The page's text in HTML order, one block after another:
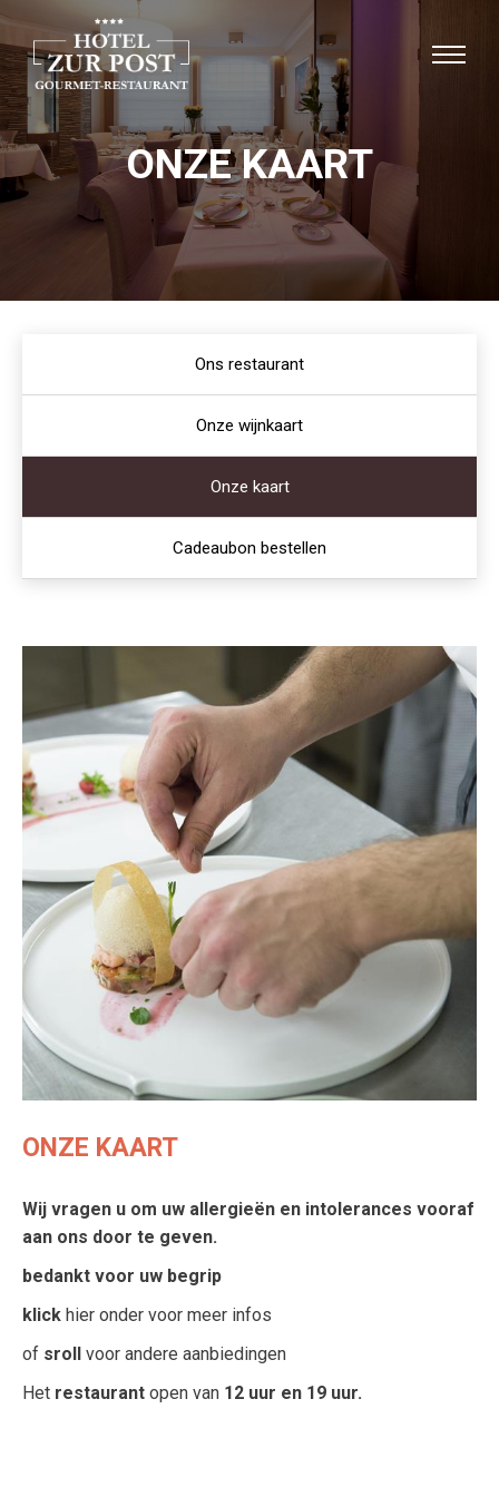
ONZE KAART
Ons restaurant
Onze wijnkaart
Onze kaart
Cadeaubon bestellen
ONZE KAART
Wij vragen u om uw allergieën en intolerances vooraf
aan ons door te geven.
bedankt voor uw begrip
klick hier onder voor meer infos
of sroll voor andere aanbiedingen
Het restaurant open van 12 uur en 19 uur.